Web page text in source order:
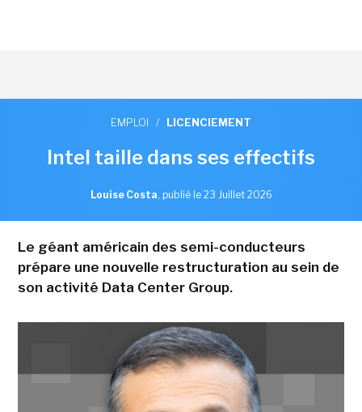
EMPLOI / LICENCIEMENT
Intel taille dans ses effectifs
Louise Costa, publié le 23 Juillet 2026
Le géant américain des semi-conducteurs
prépare une nouvelle restructuration au sein de
son activité Data Center Group.